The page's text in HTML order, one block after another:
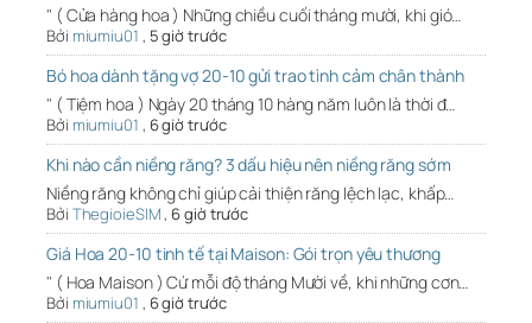
" ( Cửa hàng hoa ) Những chiều cuối tháng mười, khi gió…
Bởi miumiu01 , 5 giờ trước
Bó hoa dành tặng vợ 20-10 gửi trao tình cảm chân thành
" ( Tiệm hoa ) Ngày 20 tháng 10 hàng năm luôn là thời đ…
Bởi miumiu01 , 6 giờ trước
Khi nào cần niềng răng? 3 dấu hiệu nên niềng răng sớm
Niềng răng không chỉ giúp cải thiện răng lệch lạc, khấp…
Bởi ThegioieSIM, 6 giờ trước
Giá Hoa 20-10 tinh tế tại Maison: Gói trọn yêu thương
" ( Hoa Maison ) Cứ mỗi độ tháng Mười về, khi những cơn…
Bởi miumiu01 , 6 giờ trước